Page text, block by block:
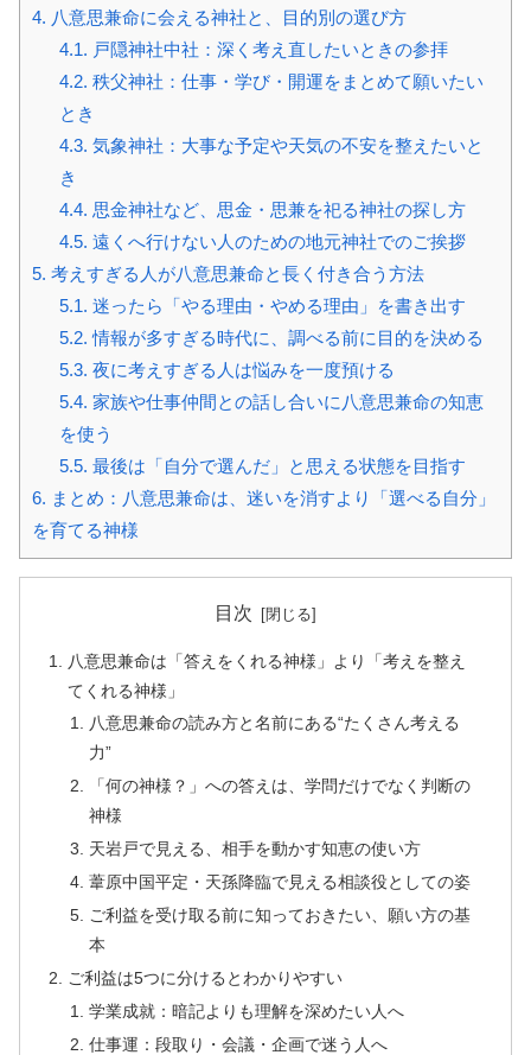
4. 八意思兼命に会える神社と、目的別の選び方
4.1. 戸隠神社中社：深く考え直したいときの参拝
4.2. 秩父神社：仕事・学び・開運をまとめて願いたい
とき
4.3. 気象神社：大事な予定や天気の不安を整えたいと
き
4.4. 思金神社など、思金・思兼を祀る神社の探し方
4.5. 遠くへ行けない人のための地元神社でのご挨拶
5. 考えすぎる人が八意思兼命と長く付き合う方法
5.1. 迷ったら「やる理由・やめる理由」を書き出す
5.2. 情報が多すぎる時代に、調べる前に目的を決める
5.3. 夜に考えすぎる人は悩みを一度預ける
5.4. 家族や仕事仲間との話し合いに八意思兼命の知恵
を使う
5.5. 最後は「自分で選んだ」と思える状態を目指す
6. まとめ：八意思兼命は、迷いを消すより「選べる自分」
を育てる神様
目次
八意思兼命は「答えをくれる神様」より「考えを整え
てくれる神様」
八意思兼命の読み方と名前にある“たくさん考える
力”
「何の神様？」への答えは、学問だけでなく判断の
神様
天岩戸で見える、相手を動かす知恵の使い方
葦原中国平定・天孫降臨で見える相談役としての姿
ご利益を受け取る前に知っておきたい、願い方の基
本
ご利益は5つに分けるとわかりやすい
学業成就：暗記よりも理解を深めたい人へ
仕事運：段取り・会議・企画で迷う人へ